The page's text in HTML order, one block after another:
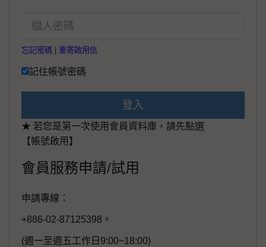
忘記密碼 重寄啟用信
記住帳號密碼
登入
★ 若您是第一次使用會員資料庫，請先點選
【帳號啟用】
會員服務申請/試用
申請專線：
+886-02-87125398。
(週一至週五工作日9:00~18:00)